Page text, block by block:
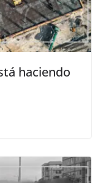
haciendo